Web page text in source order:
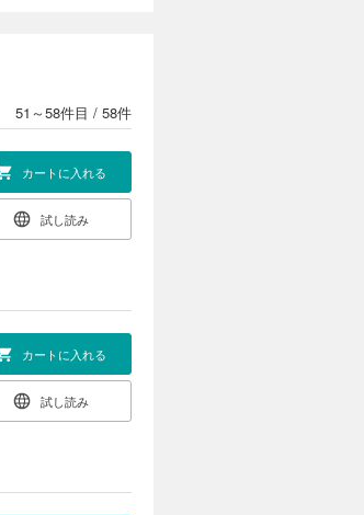
51～58件目 / 58件
カートに入れる
試し読み
カートに入れる
試し読み